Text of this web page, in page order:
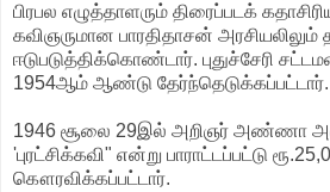
பிரபல எழுத்தாளரும் திரைப்படக்
கவிஞருமான பாரதிதாசன்
ஈடுபடுத்திக்கொண்டார். புதுச்சேரி
1954ஆம் ஆண்டு தேர்ந்தெடுக்கப்பட்டார்.
1946 சூலை 29இல் அறிஞர் அண்ணா
'புரட்சிக்கவி" என்று பாராட்டப்பட்டு
கௌரவிக்கப்பட்டார்.